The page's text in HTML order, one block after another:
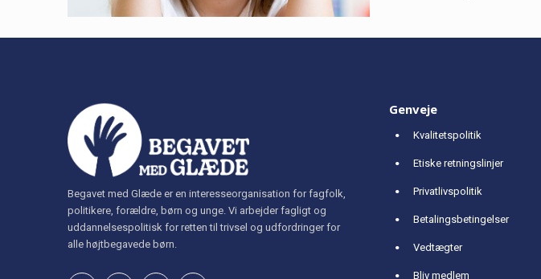
Begavet med Glæde er en interesseorganisation for fagfolk,
politikere, forældre, børn og unge. Vi arbejder fagligt og
uddannelsespolitisk for retten til trivsel og udfordringer for
alle højtbegavede børn.
Genveje
Kvalitetspolitik
Etiske retningslinjer
Privatlivspolitik
Betalingsbetingelser
Vedtægter
Bliv medlem